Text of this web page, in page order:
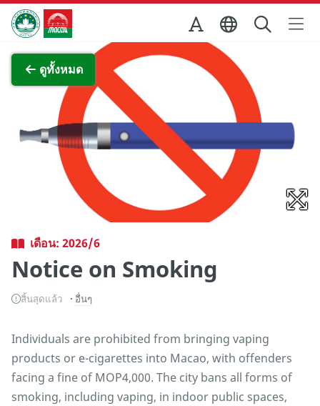
Skip to Main Content
สำนักงานการท่องเที่ยวของรัฐบาลมาเก๊า
ดูทั้งหมด
ภาพขยาย
เดือน: 2026/6
Notice on Smoking
สิ้นสุดแล้ว อื่นๆ
Individuals are prohibited from bringing vaping
products or e-cigarettes into Macao, with offenders
facing a fine of MOP4,000. The city bans all forms of
smoking, including vaping, in indoor public spaces,